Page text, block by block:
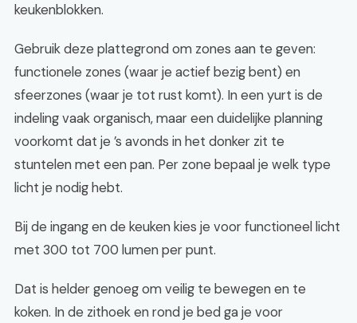
keukenblokken.
Gebruik deze plattegrond om zones aan te geven:
functionele zones (waar je actief bezig bent) en
sfeerzones (waar je tot rust komt). In een yurt is de
indeling vaak organisch, maar een duidelijke planning
voorkomt dat je ’s avonds in het donker zit te
stuntelen met een pan. Per zone bepaal je welk type
licht je nodig hebt.
Bij de ingang en de keuken kies je voor functioneel licht
met 300 tot 700 lumen per punt.
Dat is helder genoeg om veilig te bewegen en te
koken. In de zithoek en rond je bed ga je voor